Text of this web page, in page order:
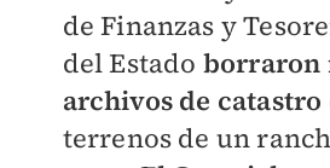
de Finanzas y
del Estado borraron
archivos de catastro
terrenos de un